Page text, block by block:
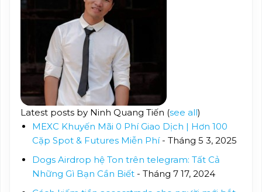
Latest posts by Ninh Quang Tiến (see all)
MEXC Khuyến Mãi 0 Phí Giao Dịch | Hơn 100
Cặp Spot & Futures Miễn Phí- Tháng 5 3, 2025
Dogs Airdrop hệ Ton trên telegram: Tất Cả
Những Gì Bạn Cần Biết- Tháng 7 17, 2024